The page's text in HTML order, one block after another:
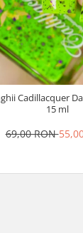
Cadillacquer
15 ml
69,00 RON